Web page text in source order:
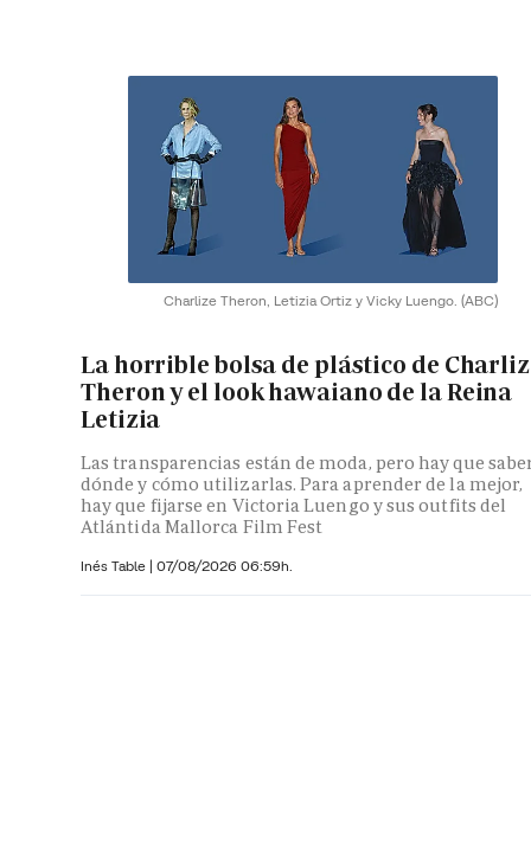
Charlize Theron, Letizia Ortiz y Vicky Luengo. (ABC)
La horrible bolsa de plástico de
Theron y el look hawaiano de la Reina
Letizia
Las transparencias están de moda, pero hay que
dónde y cómo utilizarlas. Para aprender de la mejor,
hay que fijarse en Victoria Luengo y sus outfits del
Atlántida Mallorca Film Fest
Inés Table | 07/08/2026 06:59h.